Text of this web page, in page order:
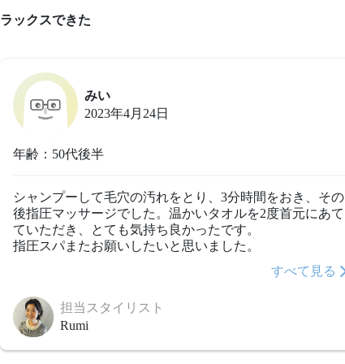
ックスできた
みい
2023年4月24日
年齢：50代後半
シャンプーして毛穴の汚れをとり、3分時間をおき、その
後指圧マッサージでした。温かいタオルを2度首元にあて
ていただき、とても気持ち良かったです。
指圧スパまたお願いしたいと思いました。
すべて見る
担当スタイリスト
Rumi